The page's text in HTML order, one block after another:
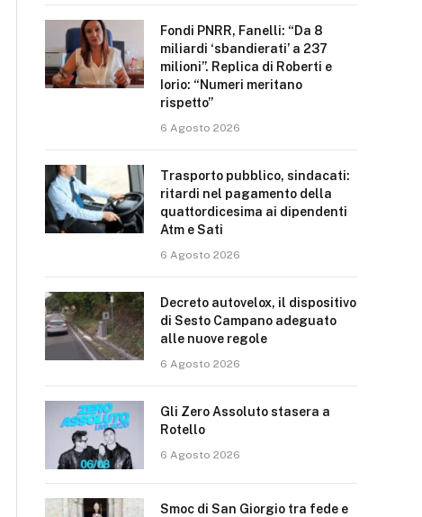
Fondi PNRR, Fanelli: “Da 8
miliardi ‘sbandierati’ a 237
milioni”. Replica di Roberti e
Iorio: “Numeri meritano
rispetto”
6 Agosto 2026
Trasporto pubblico, sindacati:
ritardi nel pagamento della
quattordicesima ai dipendenti
Atm e Sati
6 Agosto 2026
Decreto autovelox, il dispositivo
di Sesto Campano adeguato
alle nuove regole
6 Agosto 2026
Gli Zero Assoluto stasera a
Rotello
6 Agosto 2026
Smoc di San Giorgio tra fede e